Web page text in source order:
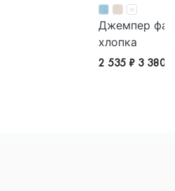
Джемпер
хлопка
2 535 ₽ 3 380